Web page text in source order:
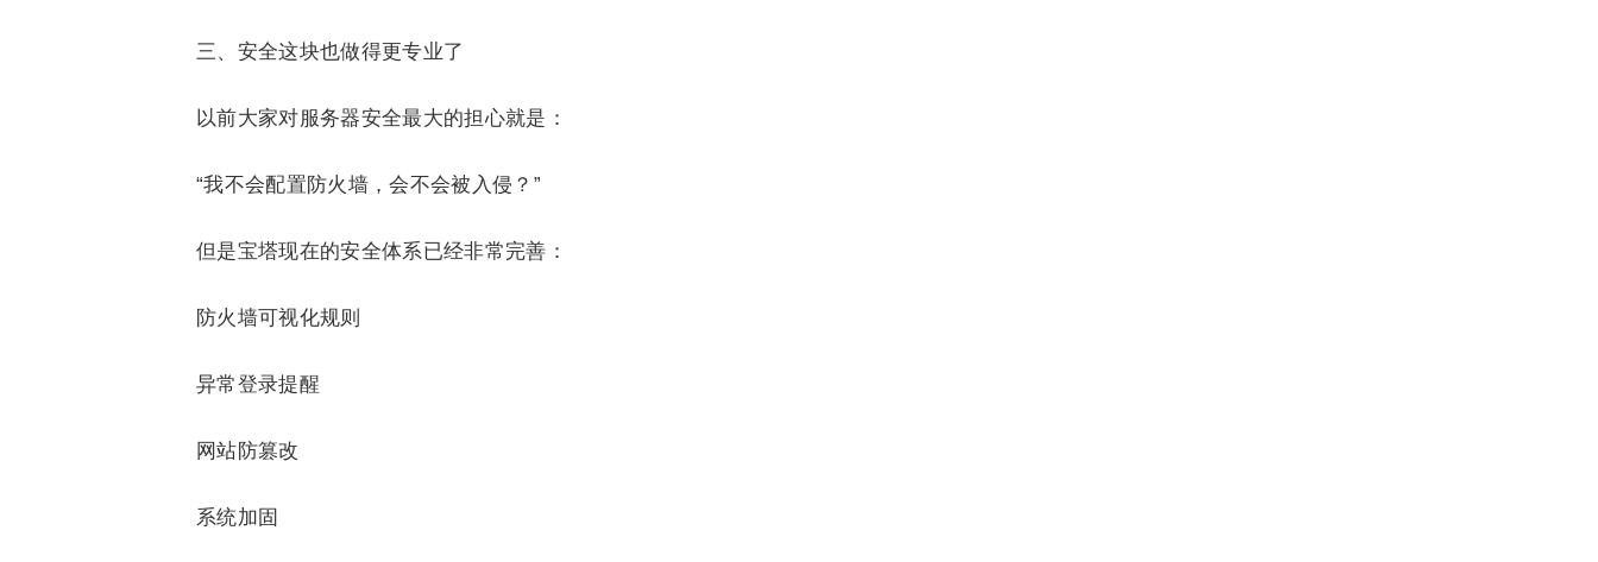
三、安全这块也做得更专业了
以前大家对服务器安全最大的担心就是：
“我不会配置防火墙，会不会被入侵？”
但是宝塔现在的安全体系已经非常完善：
防火墙可视化规则
异常登录提醒
网站防篡改
系统加固